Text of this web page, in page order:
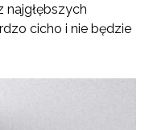
najgłębszych
cicho i nie będzie